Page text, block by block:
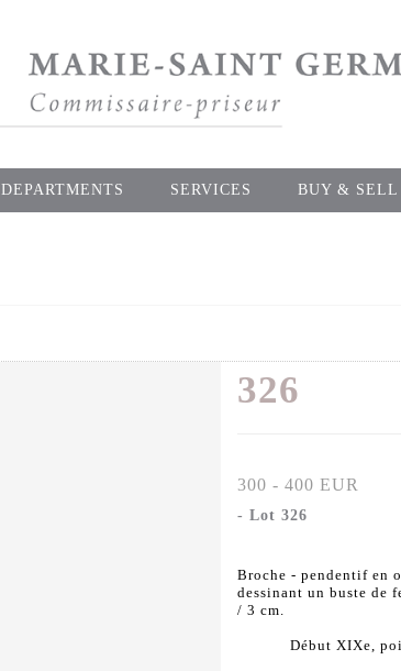
DEPARTMENTS SERVICES BUY & SELL
326
300 - 400 EUR
- Lot 326
Broche - pendentif en
dessinant un buste de
/ 3 cm.
Début XIXe,